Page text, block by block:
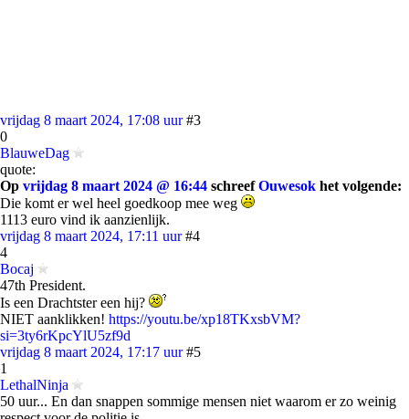
vrijdag 8 maart 2024, 17:08 uur #3
0
BlauweDag
quote:
Op vrijdag 8 maart 2024 @ 16:44 schreefOuwesok het volgende:
Die komt er wel heel goedkoop mee weg
1113 euro vind ik aanzienlijk.
vrijdag 8 maart 2024, 17:11 uur #4
4
Bocaj
47th President.
Is een Drachtster een hij?
NIET aanklikken! https://youtu.be/xp18TKxsbVM?
si=3ty6rKpcYlU5zf9d
vrijdag 8 maart 2024, 17:17 uur #5
1
LethalNinja
50 uur... En dan snappen sommige mensen niet waarom er zo weinig